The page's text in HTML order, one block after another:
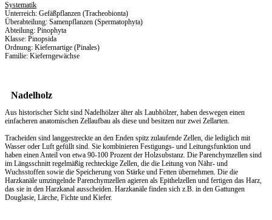
Systematik
Unterreich: Gefäßpflanzen (Tracheobionta)
Überabteilung: Samenpflanzen (Spermatophyta)
Abteilung: Pinophyta
Klasse: Pinopsida
Ordnung: Kiefernartige (Pinales)
Familie: Kieferngewächse
Nadelholz
Aus historischer Sicht sind Nadelhölzer älter als Laubhölzer, haben deswegen einen
einfacheren anatomischen Zellaufbau als diese und besitzen nur zwei Zellarten.
Tracheiden sind langgestreckte an den Enden spitz zulaufende Zellen, die lediglich mit
Wasser oder Luft gefüllt sind. Sie kombinieren Festigungs- und Leitungsfunktion und
haben einen Anteil von etwa 90-100 Prozent der Holzsubstanz. Die Parenchymzellen sind
im Längsschnitt regelmäßig rechteckige Zellen, die die Leitung von Nähr- und
Wuchsstoffen sowie die Speicherung von Stärke und Fetten übernehmen. Die die
Harzkanäle umzingelnde Parenchymzellen agieren als Epithelzellen und fertigen das Harz,
das sie in den Harzkanal ausscheiden. Harzkanäle finden sich z.B. in den Gattungen
Douglasie, Lärche, Fichte und Kiefer.